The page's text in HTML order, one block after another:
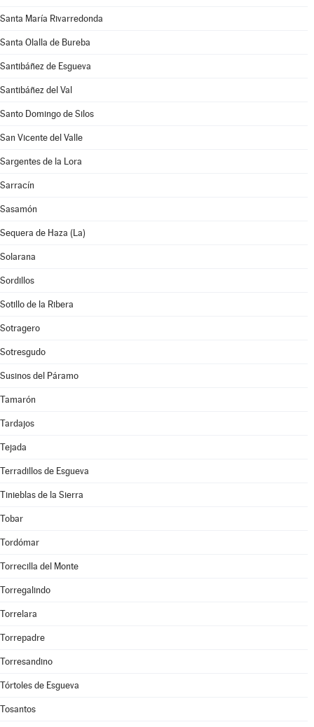
Santa María Rivarredonda
Santa Olalla de Bureba
Santibáñez de Esgueva
Santibáñez del Val
Santo Domingo de Silos
San Vicente del Valle
Sargentes de la Lora
Sarracín
Sasamón
Sequera de Haza (La)
Solarana
Sordillos
Sotillo de la Ribera
Sotragero
Sotresgudo
Susinos del Páramo
Tamarón
Tardajos
Tejada
Terradillos de Esgueva
Tinieblas de la Sierra
Tobar
Tordómar
Torrecilla del Monte
Torregalindo
Torrelara
Torrepadre
Torresandino
Tórtoles de Esgueva
Tosantos